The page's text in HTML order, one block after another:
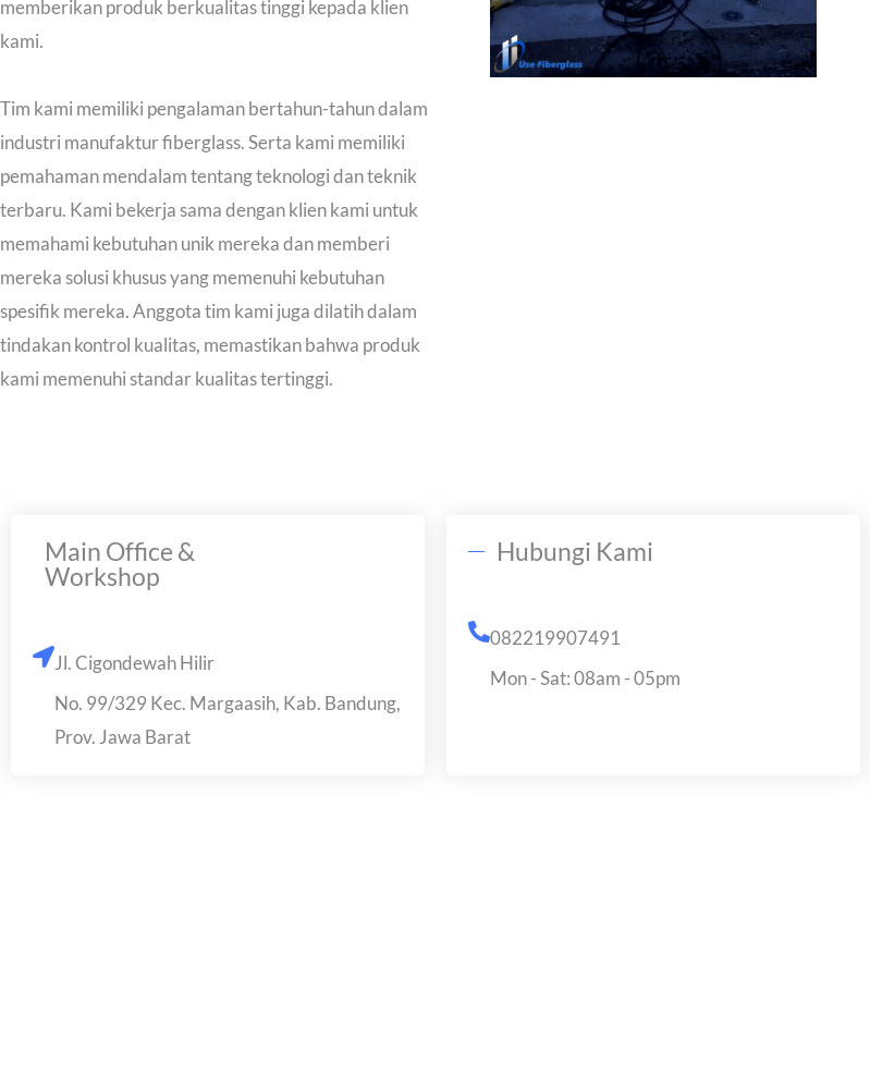
memberikan produk berkualitas tinggi kepada klien
kami.
Tim kami memiliki pengalaman bertahun-tahun dalam
industri manufaktur fiberglass. Serta kami memiliki
pemahaman mendalam tentang teknologi dan teknik
terbaru. Kami bekerja sama dengan klien kami untuk
memahami kebutuhan unik mereka dan memberi
mereka solusi khusus yang memenuhi kebutuhan
spesifik mereka. Anggota tim kami juga dilatih dalam
tindakan kontrol kualitas, memastikan bahwa produk
kami memenuhi standar kualitas tertinggi.
Main Office &
Workshop
Jl. Cigondewah Hilir
No. 99/329 Kec. Margaasih, Kab. Bandung,
Prov. Jawa Barat
Hubungi Kami
082219907491
Mon - Sat: 08am - 05pm